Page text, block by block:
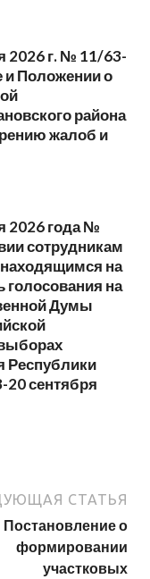
2026 г. № 11/63-
и Положении о
района
жалоб и
2026 года №
сотрудникам
на
голосования на
Думы
Республики
20 сентября
СТАТЬЯ
Постановление о
формировании
участковых